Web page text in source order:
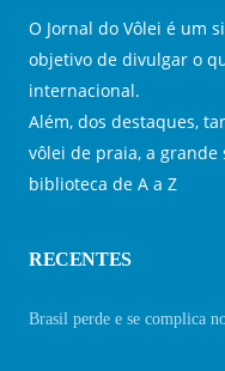
O Jornal do Vôlei é um
objetivo de divulgar o
internacional.
Além, dos destaques,
vôlei de praia, a grande
biblioteca de A a Z
RECENTES
Brasil perde e se complica